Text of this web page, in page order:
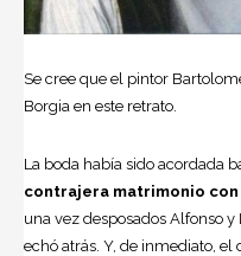
Se cree que el pintor
Borgia en este retrato.
La boda había sido acordada
contrajera matrimonio
una vez desposados Alfonso
echó atrás. Y, de inmediato, el